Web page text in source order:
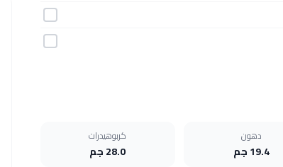
دهون
19.4 جم
كربوهيدرات
28.0 جم